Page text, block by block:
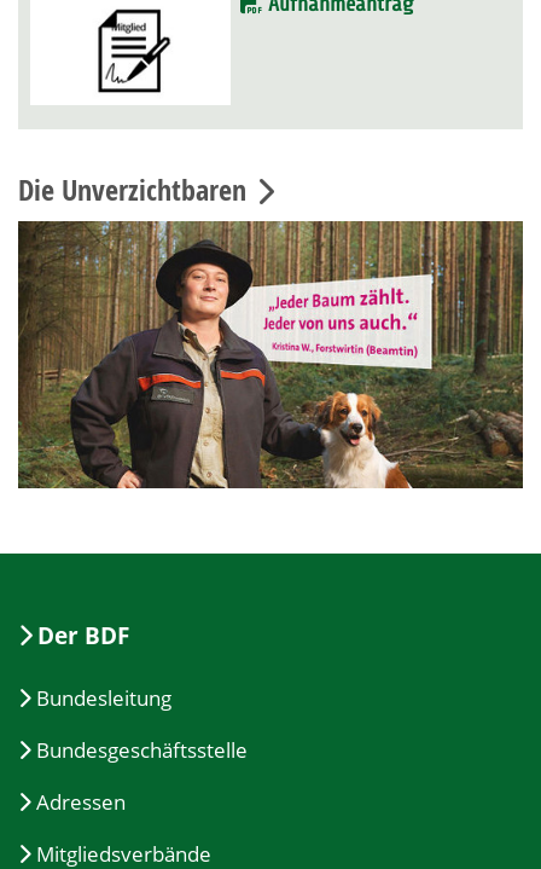
Die Unverzichtbaren
Der BDF
Bundesleitung
Bundesgeschäftsstelle
Adressen
Mitgliedsverbände